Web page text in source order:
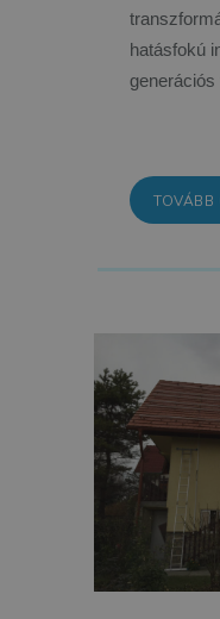
hatásfokú
generációs
TOVÁBB